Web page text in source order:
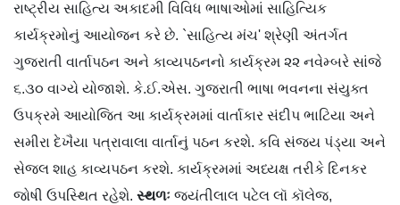
રાષ્ટ્રીય સાહિત્ય અકાદમી વિવિધ ભાષાઓમાં સાહિત્યિક
કાર્યક્રમોનું આયોજન કરે છે. `સાહિત્ય મંચ' શ્રેણી અંતર્ગત
ગુજરાતી વાર્તાપઠન અને કાવ્યપઠનનો કાર્યક્રમ ૨૨ નવેમ્બરે સાંજે
૬.૩૦ વાગ્યે યોજાશે. કે.ઈ.એસ. ગુજરાતી ભાષા ભવનના સંયુક્ત
ઉપક્રમે આયોજિત આ કાર્યક્રમમાં વાર્તાકાર સંદીપ ભાટિયા અને
સમીરા દેખૈયા પત્રાવાલા વાર્તાનું પઠન કરશે. કવિ સંજય પંડ્યા અને
સેજલ શાહ કાવ્યપઠન કરશે. કાર્યક્રમમાં અધ્યક્ષ તરીકે દિનકર
જોષી ઉપસ્થિત રહેશે. સ્થળઃ જયંતીલાલ પટેલ લૉ કૉલેજ,